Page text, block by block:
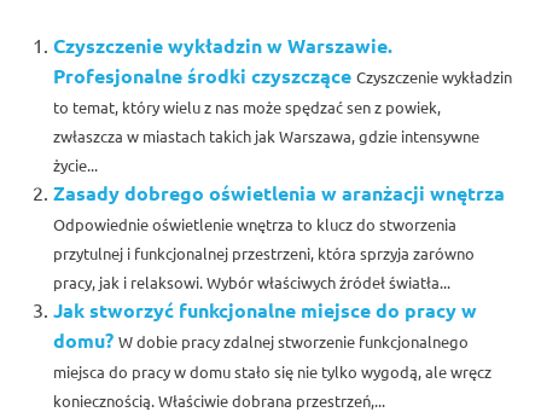
Czyszczenie wykładzin w Warszawie.
Profesjonalne środki czyszczące Czyszczenie wykładzin
to temat, który wielu z nas może spędzać sen z powiek,
zwłaszcza w miastach takich jak Warszawa, gdzie intensywne
życie...
Zasady dobrego oświetlenia w aranżacji wnętrza
Odpowiednie oświetlenie wnętrza to klucz do stworzenia
przytulnej i funkcjonalnej przestrzeni, która sprzyja zarówno
pracy, jak i relaksowi. Wybór właściwych źródeł światła...
Jak stworzyć funkcjonalne miejsce do pracy w
domu? W dobie pracy zdalnej stworzenie funkcjonalnego
miejsca do pracy w domu stało się nie tylko wygodą, ale wręcz
koniecznością. Właściwie dobrana przestrzeń,...